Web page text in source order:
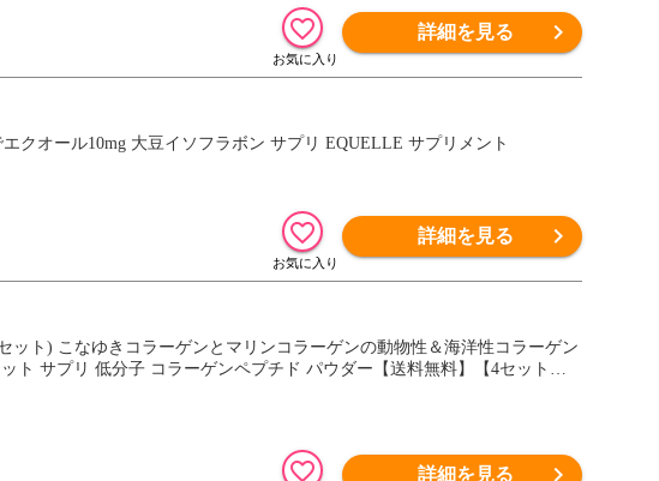
詳細を見る
クオール10mg 大豆イソフラボン サプリ EQUELLE サプリメント
詳細を見る
ット) こなゆきコラーゲンとマリンコラーゲンの動物性＆海洋性コラーゲン
ト サプリ 低分子 コラーゲンペプチド パウダー【送料無料】【4セット迄
詳細を見る